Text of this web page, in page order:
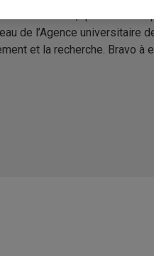
, qui a été
de l’Agence universitaire
et la recherche. Bravo à